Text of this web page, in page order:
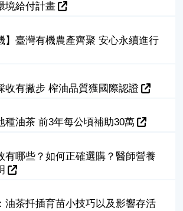
境給付計畫
】臺灣有機農產齊聚 安心永續進行
收有撇步 榨油品質獲國際認證
種油茶 前3年每公頃補助30萬
有哪些？如何正確選購？醫師營養
油茶扦插育苗小技巧以及影響存活